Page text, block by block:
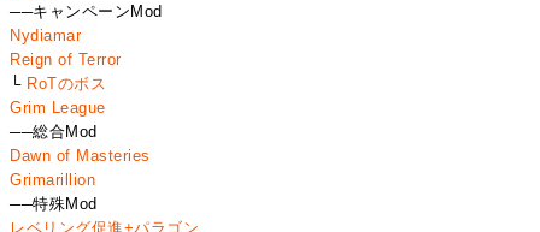
──キャンペーンMod
Nydiamar
Reign of Terror
└ RoTのボス
Grim League
──総合Mod
Dawn of Masteries
Grimarillion
──特殊Mod
レベリング促進+パラゴン